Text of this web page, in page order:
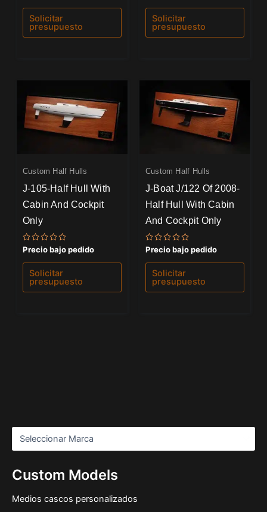
Custom Models
Medios cascos personalizados
0
deSolicitar
presupuesto
0
deSolicitar
presupuesto
Custom Half Hulls
J-105-Half Hull With
Cabin And Cockpit
Only
Valorado
con
0
de
Precio bajo pedido
Solicitar
presupuesto
Custom Half Hulls
J-Boat J/122 Of 2008-
Half Hull With Cabin
And Cockpit Only
Valorado
con
0
de
Precio bajo pedido
Solicitar
presupuesto